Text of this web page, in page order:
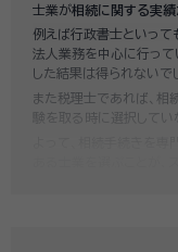
士業が相続に関する実
例えば行政書士といって
法人業務を中心に行って
した結果は得られないで
また税理士であれば、相
験を取る時に選択してい
よって、相続手続きを
ある士業を選ぶことが